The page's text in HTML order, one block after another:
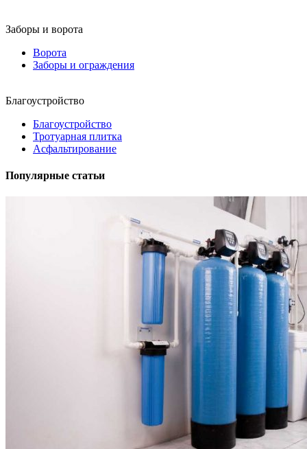
Заборы и ворота
Ворота
Заборы и ограждения
Благоустройство
Благоустройство
Тротуарная плитка
Асфальтирование
Популярные статьи